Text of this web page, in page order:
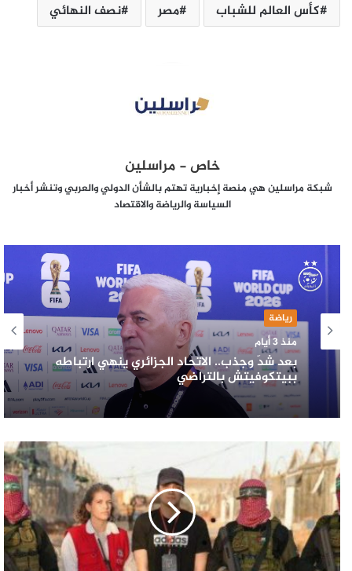
كأس العالم للشباب مصر نصف النهائي
خاص - مراسلين
شبكة مراسلين هي منصة إخبارية تهتم بالشأن الدولي والعربي وتنشر أخبار
السياسة والرياضة والاقتصاد
رياضة
منذ 3 أيام
بعد شدٍّ وجذب.. الاتحاد الجزائري ينهي ارتباطه
ببيتكوفيتش بالتراضي